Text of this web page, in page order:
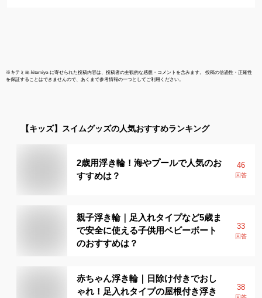
※キテミヨ-kitemiyo-に寄せられた投稿内容は、投稿者の主観的な感想・コメントを含みます。 投稿の信憑性・正確性
を保証することはできませんので、あくまで参考情報の一つとしてご利用ください。
【キッズ】 スイムグッズの人気おすすめランキング
2歳用浮き輪！海やプールで人気のお
すすめは？
46
回答
親子浮き輪｜足入れタイプなど5歳ま
で安全に使える子供用ベビーボート
のおすすめは？
33
回答
赤ちゃん浮き輪｜日除け付きでおし
ゃれ！足入れタイプの屋根付き浮き
38